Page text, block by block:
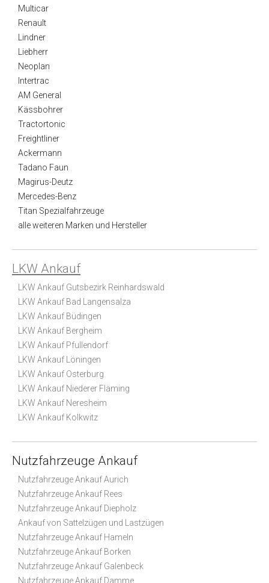
Multicar
Renault
Lindner
Liebherr
Neoplan
Intertrac
AM General
Kässbohrer
Tractortonic
Freightliner
Ackermann
Tadano Faun
Magirus-Deutz
Mercedes-Benz
Titan Spezialfahrzeuge
alle weiteren Marken und Hersteller
LKW Ankauf
LKW Ankauf Gutsbezirk Reinhardswald
LKW Ankauf Bad Langensalza
LKW Ankauf Büdingen
LKW Ankauf Bergheim
LKW Ankauf Pfullendorf
LKW Ankauf Löningen
LKW Ankauf Osterburg
LKW Ankauf Niederer Fläming
LKW Ankauf Neresheim
LKW Ankauf Kolkwitz
Nutzfahrzeuge Ankauf
Nutzfahrzeuge Ankauf Aurich
Nutzfahrzeuge Ankauf Rees
Nutzfahrzeuge Ankauf Diepholz
Ankauf von Sattelzügen und Lastzügen
Nutzfahrzeuge Ankauf Hameln
Nutzfahrzeuge Ankauf Borken
Nutzfahrzeuge Ankauf Galenbeck
Nutzfahrzeuge Ankauf Damme